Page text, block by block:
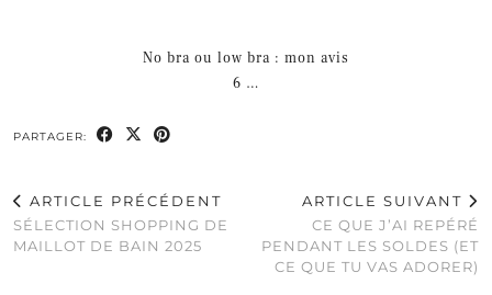
No bra ou low bra : mon avis
6 …
PARTAGER:
ARTICLE PRÉCÉDENT
SÉLECTION SHOPPING DE
MAILLOT DE BAIN 2025
ARTICLE SUIVANT
CE QUE J’AI REPÉRÉ
PENDANT LES SOLDES (ET
CE QUE TU VAS ADORER)